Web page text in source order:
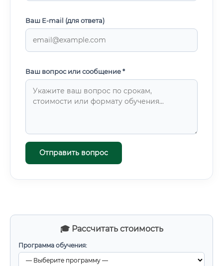
🎓 Рассчитать стоимость
Программа обучения:
Ваш E-mail (для ответа)
Ваш вопрос или сообщение *
Отправить вопрос